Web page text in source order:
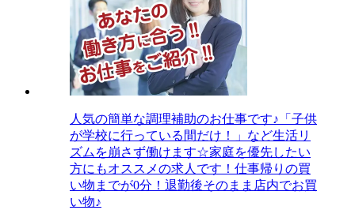
人気の簡単な調理補助のお仕事です♪「子供
が学校に行っている間だけ！」など生活リ
ズムを崩さず働けます☆家庭を優先したい
方にもオススメの求人です！仕事帰りの買
い物までが0分！退勤後そのまま店内でお買
い物♪